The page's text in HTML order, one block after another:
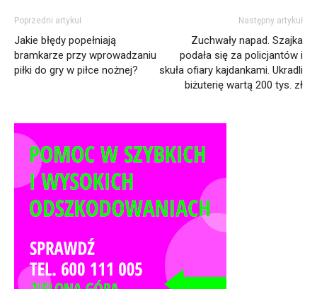
Poprzedni artykuł
Jakie błędy popełniają
bramkarze przy wprowadzaniu
piłki do gry w piłce nożnej?
Następny artykuł
Zuchwały napad. Szajka
podała się za policjantów i
skuła ofiary kajdankami. Ukradli
biżuterię wartą 200 tys. zł